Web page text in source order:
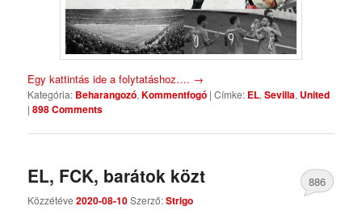
Egy kattintás ide a folytatáshoz…. →
Kategória: Beharangozó,Kommentfogó |Címke: EL,Sevilla, United
|898 Comments
EL, FCK, barátok közt
Közzétéve2020-08-10Szerző:Strigo
886